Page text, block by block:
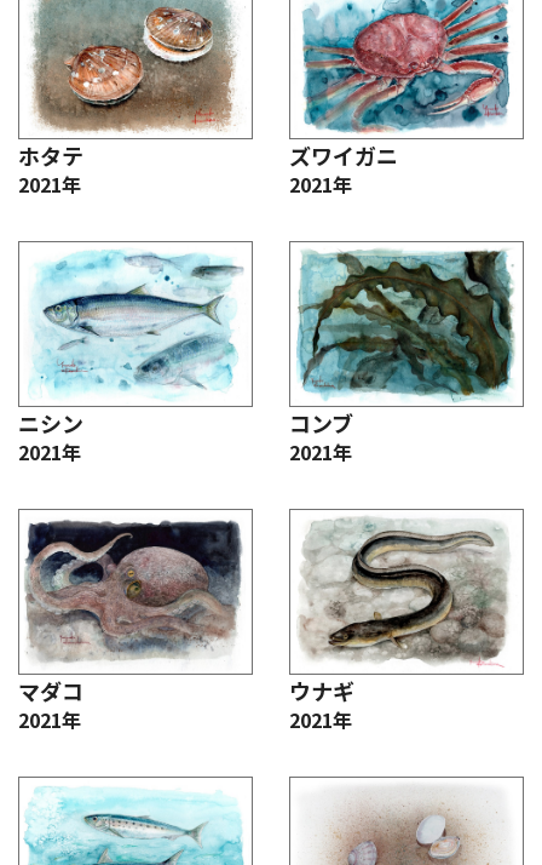
ホタテ
2021年
ズワイガニ
2021年
ニシン
2021年
コンブ
2021年
マダコ
2021年
ウナギ
2021年